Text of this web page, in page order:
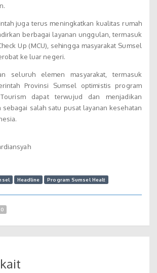
juga terus meningkatkan kualitas rumah
berbagai layanan unggulan, termasuk
Up (MCU), sehingga masyarakat Sumsel
ke luar negeri.
seluruh elemen masyarakat, termasuk
Provinsi Sumsel optimistis program
dapat terwujud dan menjadikan
sebagai salah satu pusat layanan kesehatan
Headline Program Sumsel Healt
0